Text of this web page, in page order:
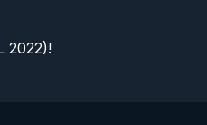
2022)!